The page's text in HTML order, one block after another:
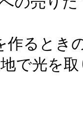
作るとき
で光を